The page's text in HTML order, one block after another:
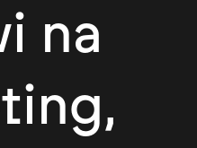
na